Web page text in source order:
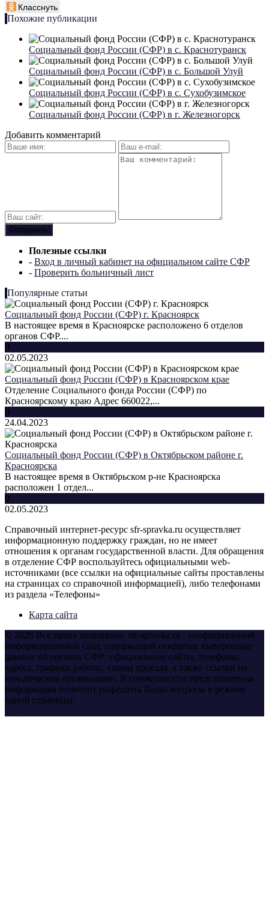
Класснуть
Похожие публикации
Социальный фонд России (СФР) в с. Краснотуранск
Социальный фонд России (СФР) в с. Большой Улуй
Социальный фонд России (СФР) в c. Сухобузимское
Социальный фонд России (СФР) в г. Железногорск
Добавить комментарий
Полезные ссылки
- Вход в личный кабинет на официальном сайте СФР
- Проверить больничный лист
Популярные статьи
Социальный фонд России (СФР) г. Красноярск
В настоящее время в Красноярске расположено 6 отделов
органов СФР....
0
02.05.2023
Социальный фонд России (СФР) в Красноярском крае
Отделение Социального фонда России (СФР) по
Красноярскому краю Адрес 660022,...
0
24.04.2023
Социальный фонд России (СФР) в Октябрьском районе г.
Красноярска
В настоящее время в Октябрьском р-не Красноярска
расположен 1 отдел...
0
02.05.2023
Справочный интернет-ресурс sfr-spravka.ru осуществляет
информационную поддержку граждан, но не имеет
отношения к органам государственной власти. Для обращения
в отделение СФР воспользуйтесь официальными web-
источниками (все ссылки на официальные сайты проставлены
на страницах со справочной информацией), либо телефонами
из раздела «Телефоны»
Карта сайта
© 2026 Все права защищены. sfr-spravka.ru - неофициальный
информационный сайт, содержащий открытые выверенные
данные об органах СФР: официальные сайты, телефоны,
адреса, графики работы, схемы проезда, а также ссылки на
юридические организации. В совокупности представленная
информация позволит разрешить Ваши вопросы в режиме
одной страницы.